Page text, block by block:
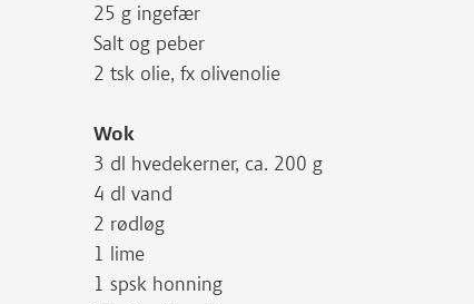
25 g ingefær
Salt og peber
2 tsk olie, fx olivenolie
Wok
3 dl hvedekerner, ca. 200 g
4 dl vand
2 rødløg
1 lime
1 spsk honning